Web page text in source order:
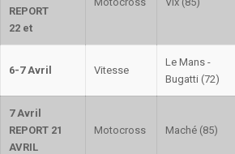
REPORT
22 et
6-7 Avril Vitesse
Le Mans -
Bugatti (72)
7 Avril
REPORT 21
AVRIL
Motocross Maché (85)